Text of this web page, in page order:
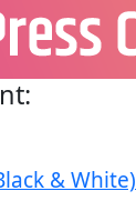
& White)